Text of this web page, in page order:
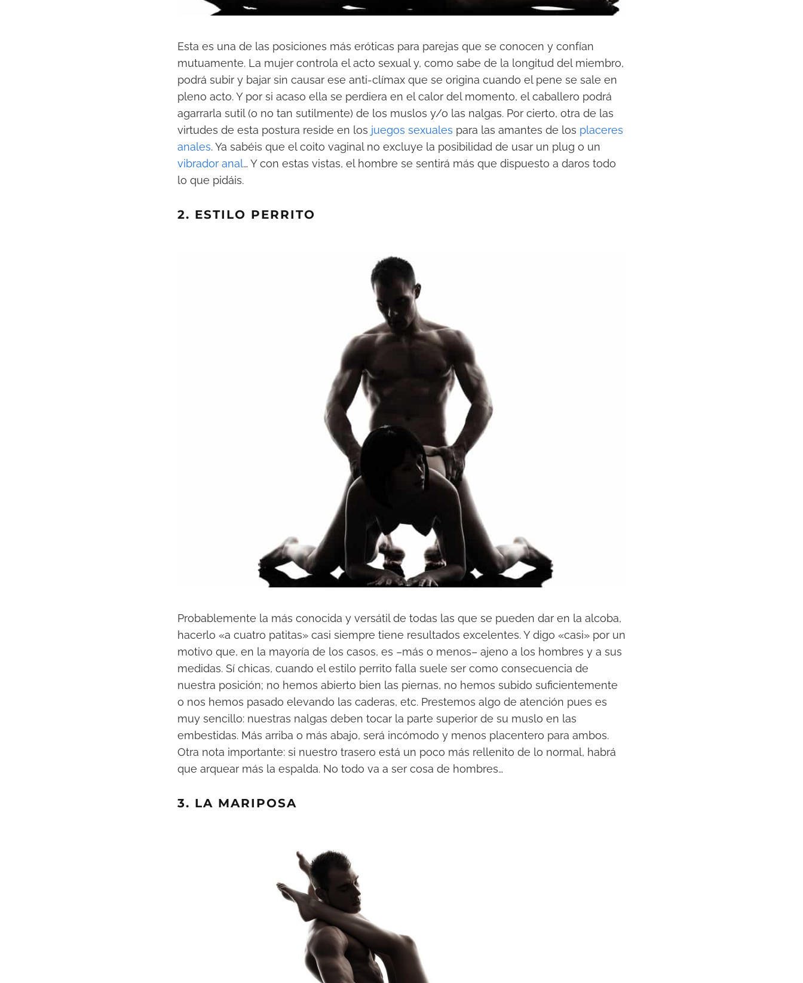
Esta es una de las posiciones más eróticas para parejas que se conocen y confían
mutuamente. La mujer controla el acto sexual y, como sabe de la longitud del miembro,
podrá subir y bajar sin causar ese anti-clímax que se origina cuando el pene se sale en
pleno acto. Y por si acaso ella se perdiera en el calor del momento, el caballero podrá
agarrarla sutil (o no tan sutilmente) de los muslos y/o las nalgas. Por cierto, otra de las
virtudes de esta postura reside en los juegos sexuales para las amantes de los placeres
anales. Ya sabéis que el coito vaginal no excluye la posibilidad de usar un plug o un
vibrador anal… Y con estas vistas, el hombre se sentirá más que dispuesto a daros todo
lo que pidáis.
2. ESTILO PERRITO
Probablemente la más conocida y versátil de todas las que se pueden dar en la alcoba,
hacerlo «a cuatro patitas» casi siempre tiene resultados excelentes. Y digo «casi» por un
motivo que, en la mayoría de los casos, es –más o menos– ajeno a los hombres y a sus
medidas. Sí chicas, cuando el estilo perrito falla suele ser como consecuencia de
nuestra posición; no hemos abierto bien las piernas, no hemos subido suficientemente
o nos hemos pasado elevando las caderas, etc. Prestemos algo de atención pues es
muy sencillo: nuestras nalgas deben tocar la parte superior de su muslo en las
embestidas. Más arriba o más abajo, será incómodo y menos placentero para ambos.
Otra nota importante: si nuestro trasero está un poco más rellenito de lo normal, habrá
que arquear más la espalda. No todo va a ser cosa de hombres…
3. LA MARIPOSA